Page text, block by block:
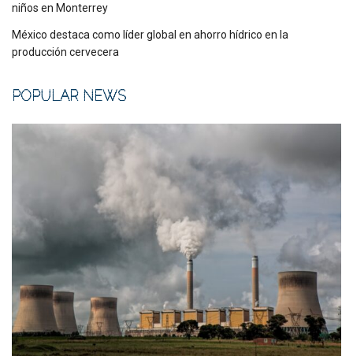
niños en Monterrey
México destaca como líder global en ahorro hídrico en la
producción cervecera
POPULAR NEWS